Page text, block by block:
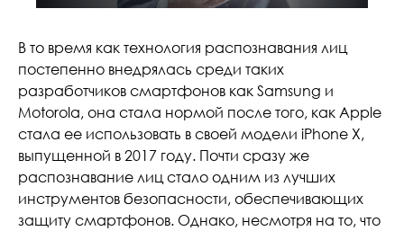
В то время как технология распознавания лиц
постепенно внедрялась среди таких
разработчиков смартфонов как Samsung и
Motorola, она стала нормой после того, как Apple
стала ее использовать в своей модели iPhone X,
выпущенной в 2017 году. Почти сразу же
распознавание лиц стало одним из лучших
инструментов безопасности, обеспечивающих
защиту смартфонов. Однако, несмотря на то, что